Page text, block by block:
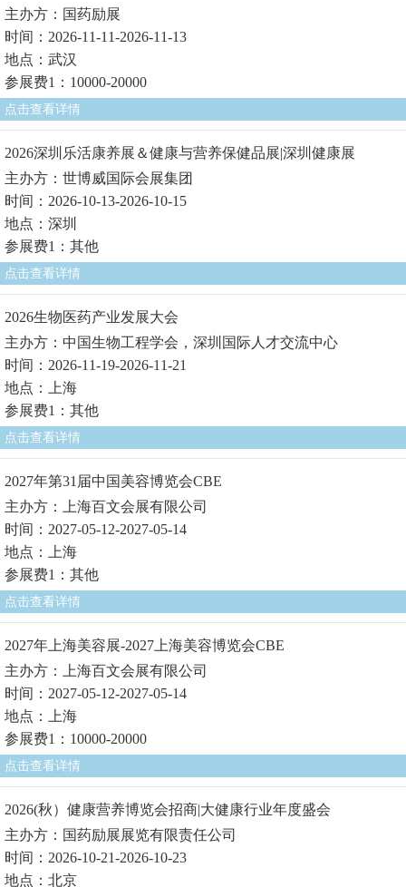
主办方：国药励展
时间：2026-11-11-2026-11-13
地点：武汉
参展费1：10000-20000
点击查看详情
2026深圳乐活康养展＆健康与营养保健品展|深圳健康展
主办方：世博威国际会展集团
时间：2026-10-13-2026-10-15
地点：深圳
参展费1：其他
点击查看详情
2026生物医药产业发展大会
主办方：中国生物工程学会，深圳国际人才交流中心
时间：2026-11-19-2026-11-21
地点：上海
参展费1：其他
点击查看详情
2027年第31届中国美容博览会CBE
主办方：上海百文会展有限公司
时间：2027-05-12-2027-05-14
地点：上海
参展费1：其他
点击查看详情
2027年上海美容展-2027上海美容博览会CBE
主办方：上海百文会展有限公司
时间：2027-05-12-2027-05-14
地点：上海
参展费1：10000-20000
点击查看详情
2026(秋）健康营养博览会招商|大健康行业年度盛会
主办方：国药励展展览有限责任公司
时间：2026-10-21-2026-10-23
地点：北京